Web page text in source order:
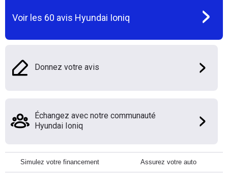
Voir les 60 avis Hyundai Ioniq
Donnez votre avis
Échangez avec notre communauté
Hyundai Ioniq
Simulez votre financement Assurez votre auto